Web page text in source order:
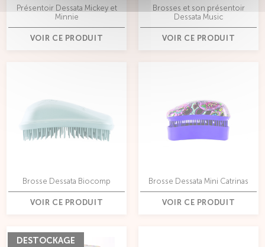
Présentoir Dessata Mickey et
Minnie
VOIR CE PRODUIT
Brosses et son présentoir
Dessata Music
VOIR CE PRODUIT
Brosse Dessata Biocomp
VOIR CE PRODUIT
Brosse Dessata Mini Catrinas
VOIR CE PRODUIT
DESTOCKAGE